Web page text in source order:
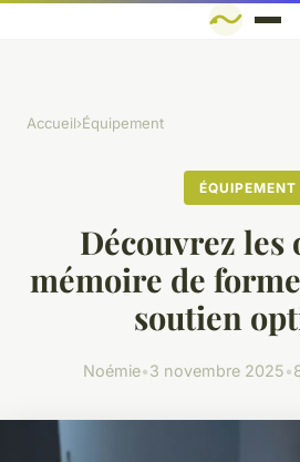
Accueil›Équipement
ÉQUIPEMENT
Découvrez
mémoire de
soutien
Noémie•3 novembre 2025•